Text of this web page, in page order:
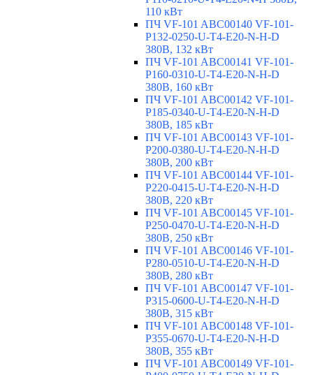
110 кВт
ПЧ VF-101 ABC00140 VF-101-
P132-0250-U-T4-E20-N-H-D
380В, 132 кВт
ПЧ VF-101 ABC00141 VF-101-
P160-0310-U-T4-E20-N-H-D
380В, 160 кВт
ПЧ VF-101 ABC00142 VF-101-
P185-0340-U-T4-E20-N-H-D
380В, 185 кВт
ПЧ VF-101 ABC00143 VF-101-
P200-0380-U-T4-E20-N-H-D
380В, 200 кВт
ПЧ VF-101 ABC00144 VF-101-
P220-0415-U-T4-E20-N-H-D
380В, 220 кВт
ПЧ VF-101 ABC00145 VF-101-
P250-0470-U-T4-E20-N-H-D
380В, 250 кВт
ПЧ VF-101 ABC00146 VF-101-
P280-0510-U-T4-E20-N-H-D
380В, 280 кВт
ПЧ VF-101 ABC00147 VF-101-
P315-0600-U-T4-E20-N-H-D
380В, 315 кВт
ПЧ VF-101 ABC00148 VF-101-
P355-0670-U-T4-E20-N-H-D
380В, 355 кВт
ПЧ VF-101 ABC00149 VF-101-